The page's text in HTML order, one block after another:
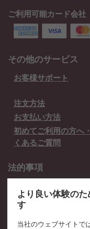
ご利用可能カード会社
その他のサービス
お客様サポート
注文方法
お支払い方法
初めてご利用の方へ
くあるご質問
法的事項
クッキーポリシー
RSについて
より良い体験の
す
当社のウェブサイトで